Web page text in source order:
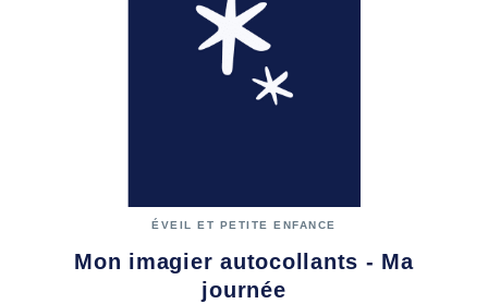
ÉVEIL ET PETITE ENFANCE
Mon imagier autocollants - Ma
journée